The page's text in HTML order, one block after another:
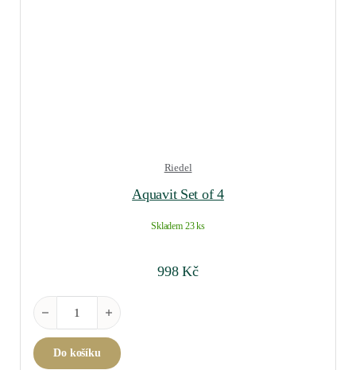
Riedel
Aquavit Set of 4
Skladem 23 ks
998Kč
Aquavit Set of 4 množství
Do košíku